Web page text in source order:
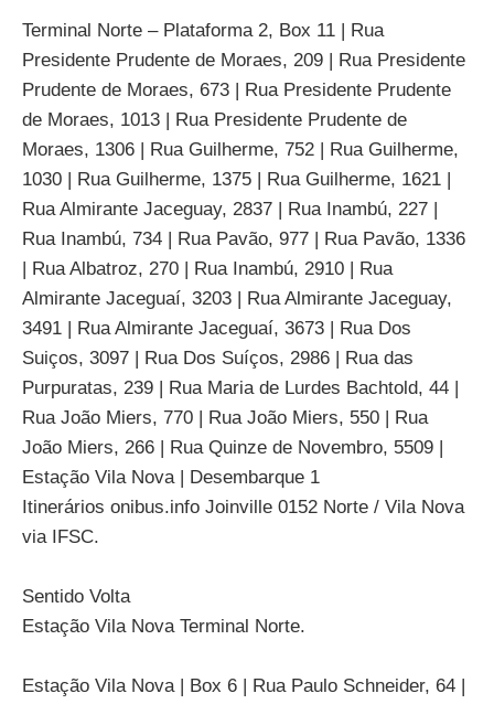
Terminal Norte – Plataforma 2, Box 11 | Rua
Presidente Prudente de Moraes, 209 | Rua Presidente
Prudente de Moraes, 673 | Rua Presidente Prudente
de Moraes, 1013 | Rua Presidente Prudente de
Moraes, 1306 | Rua Guilherme, 752 | Rua Guilherme,
1030 | Rua Guilherme, 1375 | Rua Guilherme, 1621 |
Rua Almirante Jaceguay, 2837 | Rua Inambú, 227 |
Rua Inambú, 734 | Rua Pavão, 977 | Rua Pavão, 1336
| Rua Albatroz, 270 | Rua Inambú, 2910 | Rua
Almirante Jaceguaí, 3203 | Rua Almirante Jaceguay,
3491 | Rua Almirante Jaceguaí, 3673 | Rua Dos
Suiços, 3097 | Rua Dos Suíços, 2986 | Rua das
Purpuratas, 239 | Rua Maria de Lurdes Bachtold, 44 |
Rua João Miers, 770 | Rua João Miers, 550 | Rua
João Miers, 266 | Rua Quinze de Novembro, 5509 |
Estação Vila Nova | Desembarque 1
Itinerários onibus.info Joinville 0152 Norte / Vila Nova
via IFSC.
Sentido Volta
Estação Vila Nova Terminal Norte.
Estação Vila Nova | Box 6 | Rua Paulo Schneider, 64 |